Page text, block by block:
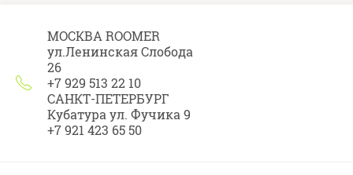
МОСКВА ROOMER
ул.Ленинская Слобода
26
+7 929 513 22 10
САНКТ-ПЕТЕРБУРГ
Кубатура ул. Фучика 9
+7 921 423 65 50